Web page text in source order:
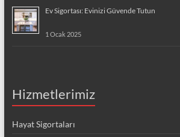
Ev Sigortası: Evinizi Güvende Tutun
1 Ocak 2025
Hizmetlerimiz
Hayat Sigortaları